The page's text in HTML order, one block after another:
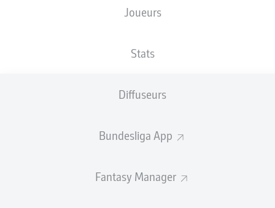
Joueurs
Stats
Diffuseurs
Bundesliga App
Fantasy Manager